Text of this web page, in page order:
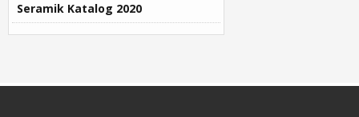
Seramik Katalog 2020